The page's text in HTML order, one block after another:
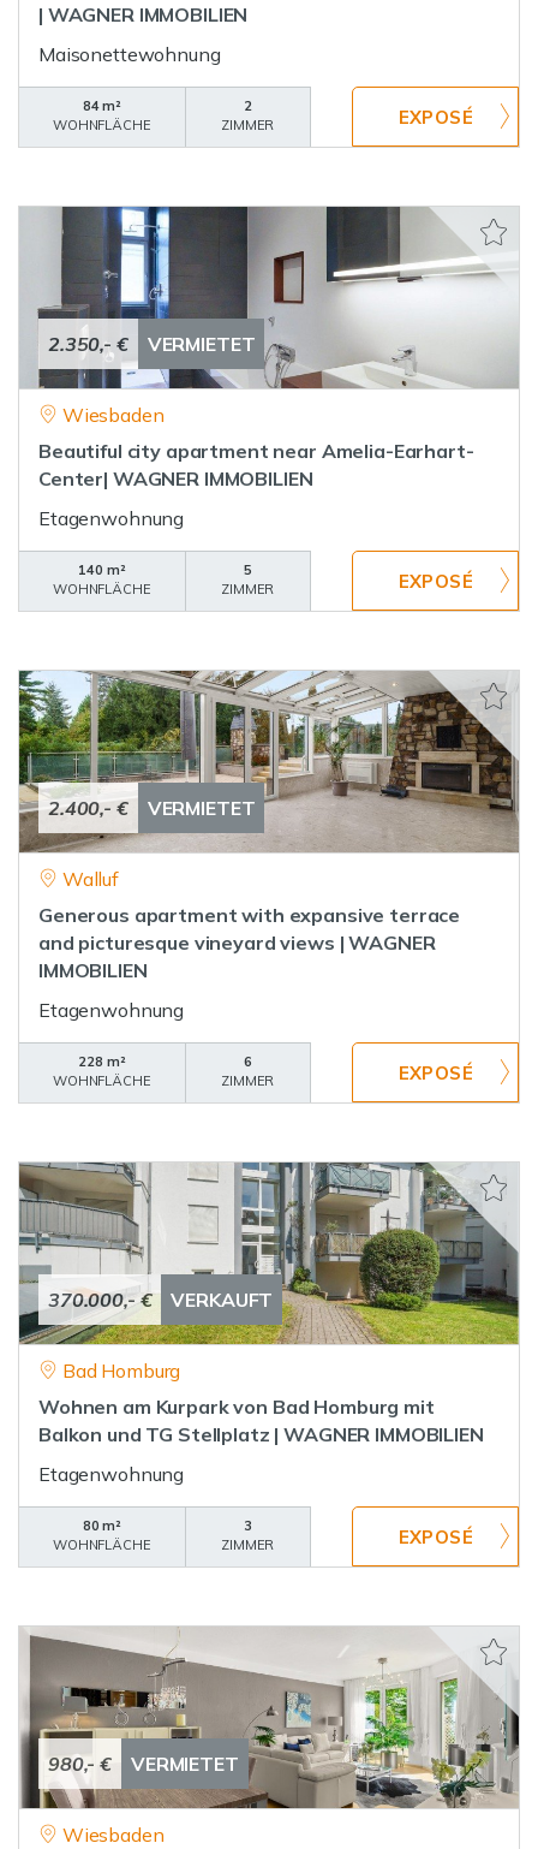
| WAGNER IMMOBILIEN
Maisonettewohnung
84 m²
WOHNFLÄCHE
2
ZIMMER
2.350,- € VERMIETET
Wiesbaden
Beautiful city apartment near Amelia-Earhart-
Center| WAGNER IMMOBILIEN
Etagenwohnung
140 m²
WOHNFLÄCHE
5
ZIMMER
2.400,- € VERMIETET
Walluf
Generous apartment with expansive terrace
and picturesque vineyard views | WAGNER
IMMOBILIEN
Etagenwohnung
228 m²
WOHNFLÄCHE
6
ZIMMER
370.000,- € VERKAUFT
Bad Homburg
Wohnen am Kurpark von Bad Homburg mit
Balkon und TG Stellplatz | WAGNER IMMOBILIEN
Etagenwohnung
80 m²
WOHNFLÄCHE
3
ZIMMER
980,- € VERMIETET
Wiesbaden